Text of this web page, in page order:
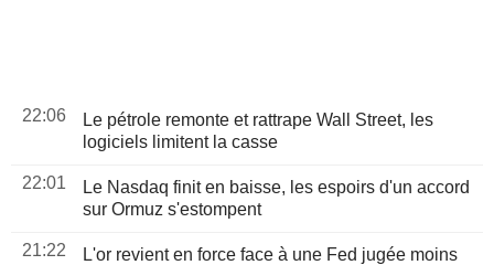
22:06
Le pétrole remonte et rattrape Wall Street, les
logiciels limitent la casse
22:01
Le Nasdaq finit en baisse, les espoirs d'un accord
sur Ormuz s'estompent
21:22
L'or revient en force face à une Fed jugée moins